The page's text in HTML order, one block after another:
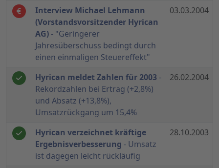
Interview Michael Lehmann
(Vorstandsvorsitzender Hyrican
AG)- "Geringerer
Jahresüberschuss bedingt durch
einen einmaligen Steuereffekt"
03.03.2004
Hyrican meldet Zahlen für 2003 -
Rekordzahlen bei Ertrag (+2,8%)
und Absatz (+13,8%),
Umsatzrückgang um 15,4%
26.02.2004
Hyrican verzeichnet kräftige
Ergebnisverbesserung - Umsatz
ist dagegen leicht rückläufig
28.10.2003